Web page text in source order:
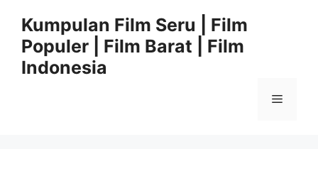
Kumpulan Film Seru | Film
Populer | Film Barat | Film
Indonesia
Menu